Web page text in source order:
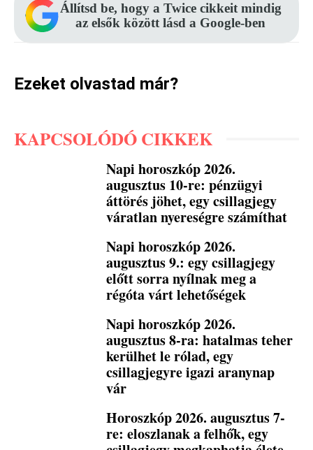
Állítsd be, hogy a Twice cikkeit mindig
az elsők között lásd a Google-ben
Ezeket olvastad már?
KAPCSOLÓDÓ CIKKEK
Napi horoszkóp 2026.
augusztus 10-re: pénzügyi
áttörés jöhet, egy csillagjegy
váratlan nyereségre számíthat
Napi horoszkóp 2026.
augusztus 9.: egy csillagjegy
előtt sorra nyílnak meg a
régóta várt lehetőségek
Napi horoszkóp 2026.
augusztus 8-ra: hatalmas teher
kerülhet le rólad, egy
csillagjegyre igazi aranynap
vár
Horoszkóp 2026. augusztus 7-
re: eloszlanak a felhők, egy